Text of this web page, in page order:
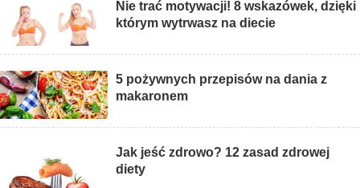
Nie trać motywacji! 8 wskazówek, dzięki
którym wytrwasz na diecie
5 pożywnych przepisów na dania z
makaronem
Jak jeść zdrowo? 12 zasad zdrowej
diety